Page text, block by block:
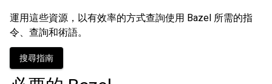
運用這些資源，以有效率的方式查詢使用 Bazel 所需的指
令、查詢和術語。
搜尋指南